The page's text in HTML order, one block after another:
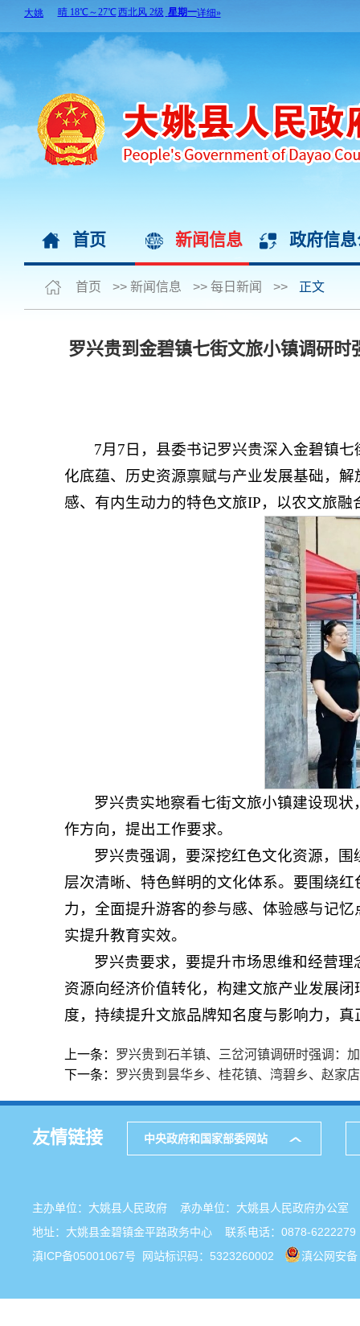
首页 新闻信息 政府信
首页 >> 新闻信息 >> 每日新闻 >> 正文
罗兴贵到金碧镇七街文旅小镇调研
7月7日，县委书记罗兴贵深入金碧镇
化底蕴、历史资源禀赋与产业发展基础，
感、有内生动力的特色文旅IP，以农文旅
罗兴贵实地察看七街文旅小镇建设现
作方向，提出工作要求。
罗兴贵强调，要深挖红色文化资源，
层次清晰、特色鲜明的文化体系。要围绕
力，全面提升游客的参与感、体验感与记
实提升教育实效。
罗兴贵要求，要提升市场思维和经营
资源向经济价值转化，构建文旅产业发展
度，持续提升文旅品牌知名度与影响力，
上一条： 罗兴贵到石羊镇、三岔河镇调研时强调：
下一条： 罗兴贵到昙华乡、桂花镇、湾碧乡、赵家
友情链接 中央政府和国家部委网站
主办单位：大姚县人民政府 承办单位：大姚县人民政府办公
地址：大姚县金碧镇金平路政务中心 联系电话：0878-6222279
滇ICP备05001067号 网站标识码：5323260002 滇公网安